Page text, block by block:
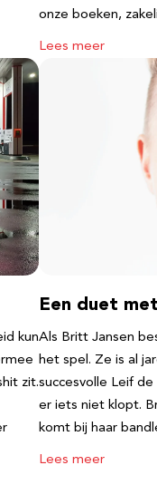
onze boeken,
Lees meer
kun
zit.
Een duet
Als Britt Jansen
het spel. Ze is al
succesvolle Leif
er iets niet klopt.
komt bij haar
Lees meer